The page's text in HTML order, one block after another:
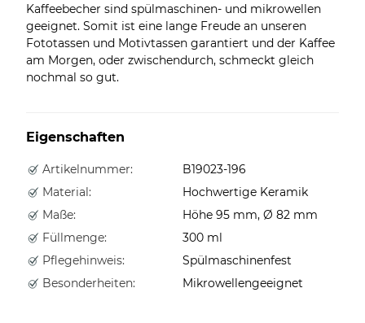
Kaffeebecher sind spülmaschinen- und mikrowellen
geeignet. Somit ist eine lange Freude an unseren
Fototassen und Motivtassen garantiert und der Kaffee
am Morgen, oder zwischendurch, schmeckt gleich
nochmal so gut.
Eigenschaften
Artikelnummer:
B19023-196
Material:
Hochwertige Keramik
Maße:
Höhe 95 mm, Ø 82 mm
Füllmenge:
300 ml
Pflegehinweis:
Spülmaschinenfest
Besonderheiten:
Mikrowellengeeignet